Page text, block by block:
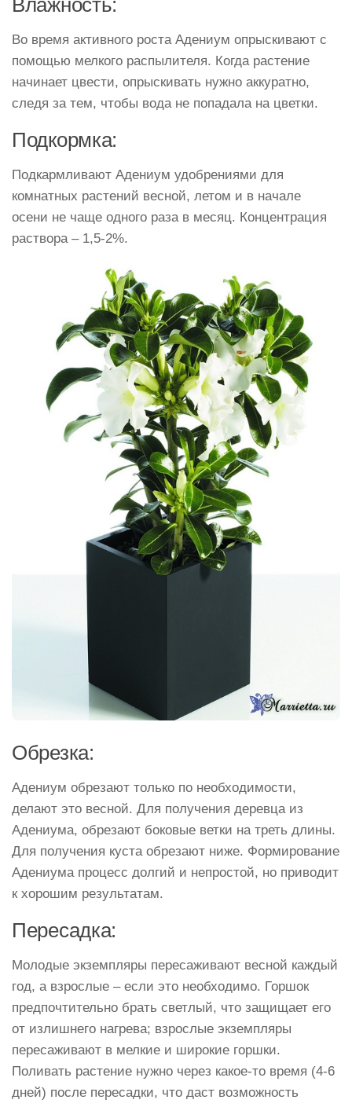
Влажность:
Во время активного роста Адениум опрыскивают с
помощью мелкого распылителя. Когда растение
начинает цвести, опрыскивать нужно аккуратно,
следя за тем, чтобы вода не попадала на цветки.
Подкормка:
Подкармливают Адениум удобрениями для
комнатных растений весной, летом и в начале
осени не чаще одного раза в месяц. Концентрация
раствора – 1,5-2%.
Обрезка:
Адениум обрезают только по необходимости,
делают это весной. Для получения деревца из
Адениума, обрезают боковые ветки на треть длины.
Для получения куста обрезают ниже. Формирование
Адениума процесс долгий и непростой, но приводит
к хорошим результатам.
Пересадка:
Молодые экземпляры пересаживают весной каждый
год, а взрослые – если это необходимо. Горшок
предпочтительно брать светлый, что защищает его
от излишнего нагрева; взрослые экземпляры
пересаживают в мелкие и широкие горшки.
Поливать растение нужно через какое-то время (4-6
дней) после пересадки, что даст возможность